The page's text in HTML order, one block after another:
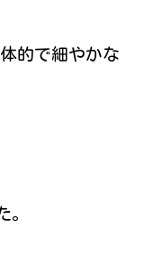
的で細やかな
。